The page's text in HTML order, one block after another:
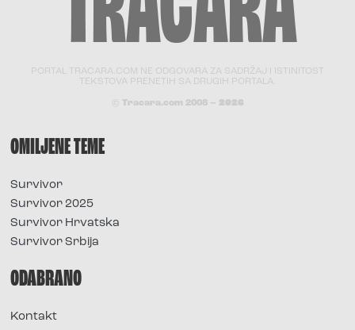
PORTAL TRACARA.COM NE ODGOVARA ZA SADRŽAJ I ISTINITOST
TEKSTOVA PRENETIH SA DRUGIH PORTALA.
© Tracara.com 2008 – 2026
OMILJENE TEME
Survivor
Survivor 2025
Survivor Hrvatska
Survivor Srbija
ODABRANO
Kontakt